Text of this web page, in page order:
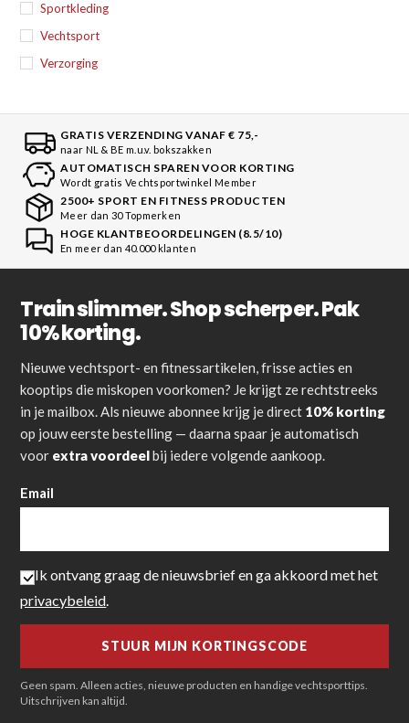
Sportkleding
Vechtsport
Verzorging
GRATIS VERZENDING VANAF € 75,-
naar NL & BE m.u.v. bokszakken
AUTOMATISCH SPAREN VOOR KORTING
Wordt gratis Vechtsportwinkel Member
2500+ SPORT EN FITNESS PRODUCTEN
Meer dan 30 Topmerken
HOGE KLANTBEOORDELINGEN (8.5/10)
En meer dan 40.000 klanten
Train slimmer. Shop scherper. Pak
10% korting.
Nieuwe vechtsport- en fitnessartikelen, frisse acties en
kooptips die miskopen voorkomen? Je krijgt ze rechtstreeks
in je mailbox. Als nieuwe abonnee krijg je direct 10% korting
op jouw eerste bestelling — daarna spaar je automatisch
voor extra voordeelbij iedere volgende aankoop.
Email
Ik ontvang graag de nieuwsbrief en ga akkoord met het
privacybeleid.
Geen spam. Alleen acties, nieuwe producten en handige vechtsporttips.
Uitschrijven kan altijd.